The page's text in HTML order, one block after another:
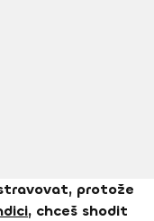
protože
, chceš shodit